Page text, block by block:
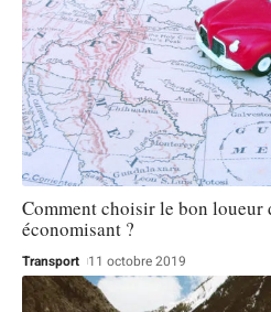
Comment choisir le bon loueur
économisant ?
Transport 11 octobre 2019